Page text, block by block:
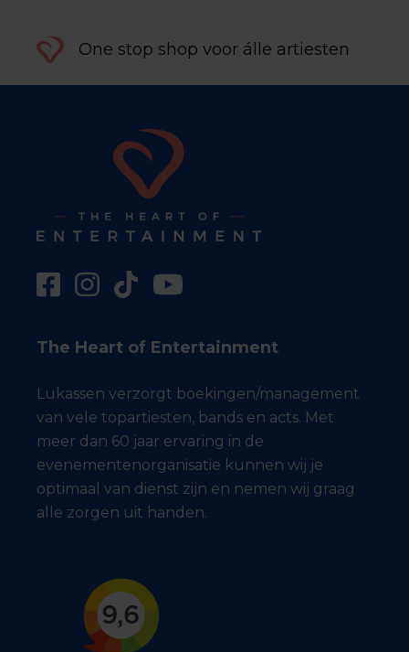
One stop shop voor álle artiesten
The Heart of Entertainment
Lukassen verzorgt boekingen/management
van vele topartiesten, bands en acts. Met
meer dan 60 jaar ervaring in de
evenementenorganisatie kunnen wij je
optimaal van dienst zijn en nemen wij graag
alle zorgen uit handen.